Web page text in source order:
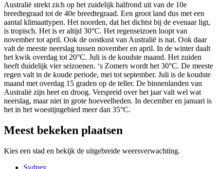
Australië strekt zich op het zuidelijk halfrond uit van de 10e
breedtegraad tot de 40e breedtegraad. Een groot land dus met een
aantal klimaattypen. Het noorden, dat het dichtst bij de evenaar ligt,
is tropisch. Het is er altijd 30°C. Het regenseizoen loopt van
november tot april. Ook de oostkust van Australië is nat. Ook daar
valt de meeste neerslag tussen november en april. In de winter daalt
het kwik overdag tot 20°C. Juli is de koudste maand. Het zuiden
heeft duidelijk vier seizoenen. ‘s Zomers wordt het 30°C. De meeste
regen valt in de koude periode, mei tot september. Juli is de koudste
maand met overdag 15 graden op de teller. De binnenlanden van
Australië zijn heet en droog. Verspreid over het jaar valt wel wat
neerslag, maar niet in grote hoeveelheden. In december en januari is
het in het woestijngebied meer dan 35°C.
Meest bekeken plaatsen
Kies een stad en bekijk de uitgebreide weersverwachting.
Sydney